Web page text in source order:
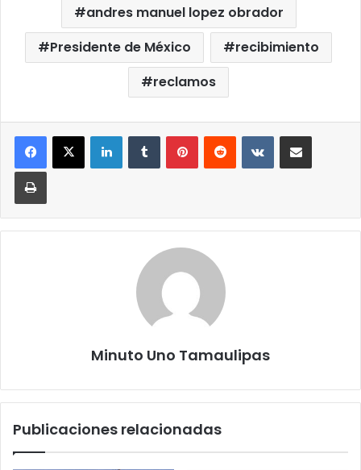
andres manuel lopez obrador
Presidente de México
recibimiento
reclamos
LinkedInTumblrPinterestReddit VKontakteCompartir por correo
Imprimir
Minuto Uno Tamaulipas
Publicaciones relacionadas